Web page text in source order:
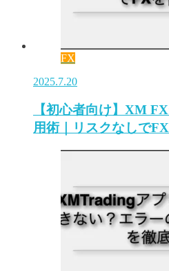
FX
2025.7.20
【初心者向け】XM
用術｜リスクなしで